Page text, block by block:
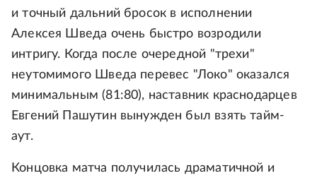
и точный дальний бросок в исполнении
Алексея Шведа очень быстро возродили
интригу. Когда после очередной "трехи"
неутомимого Шведа перевес "Локо" оказался
минимальным (81:80), наставник краснодарцев
Евгений Пашутин вынужден был взять тайм-
аут.
Концовка матча получилась драматичной и